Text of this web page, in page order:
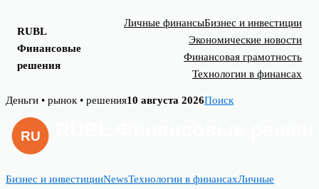
RUBL
Финансовые
решения
Личные финансыБизнес и инвестиции
Экономические новости
Финансовая грамотность
Технологии в финансах
Skip
content
Деньги • рынок • решения10 августа 2026Поиск
Бизнес и инвестицииNewsТехнологии в финансахЛичные